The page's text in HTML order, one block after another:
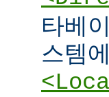
타베
스템